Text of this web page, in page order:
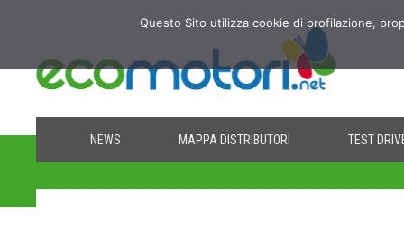
NEWS MAPPA DISTRIBUTORI TEST
Questo Sito utilizza cookie di profilazione,